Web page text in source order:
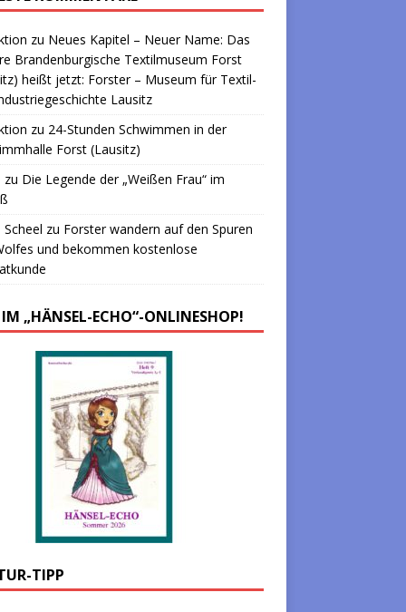
zu Neues Kapitel – Neuer Name: Das
Brandenburgische Textilmuseum Forst
heißt jetzt: Forster – Museum für Textil-
Lausitz
zu 24-Stunden Schwimmen in der
Forst (Lausitz)
zu Die Legende der „Weißen Frau“ im
Scheel zu Forster wandern auf den Spuren
und bekommen kostenlose
„HÄNSEL-ECHO“-ONLINESHOP!
TIPP